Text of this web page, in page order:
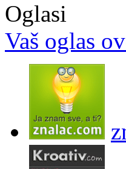
Oglasi
Vaš oglas